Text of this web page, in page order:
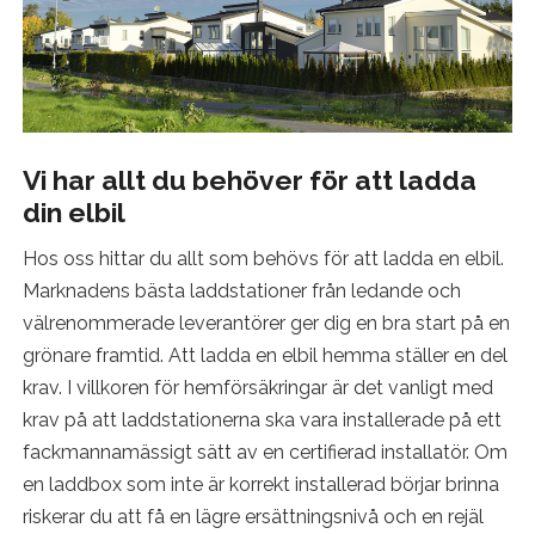
Vi har allt du behöver för att ladda
din elbil
Hos oss hittar du allt som behövs för att ladda en elbil.
Marknadens bästa laddstationer från ledande och
välrenommerade leverantörer ger dig en bra start på en
grönare framtid. Att ladda en elbil hemma ställer en del
krav. I villkoren för hemförsäkringar är det vanligt med
krav på att laddstationerna ska vara installerade på ett
fackmannamässigt sätt av en certifierad installatör. Om
en laddbox som inte är korrekt installerad börjar brinna
riskerar du att få en lägre ersättningsnivå och en rejäl